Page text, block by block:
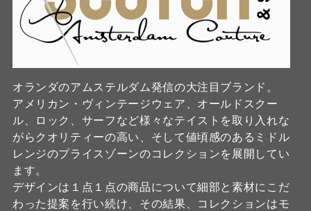
オランダのアムステルダム発信の大注目ブランド。
アメリカン・ヴィンテージウェア、オールドスクー
ル、ロック、サーフなど様々なテイストを取り入れな
がらクオリティーの高い、そして値頃感のあるミドル
レンジのプライスゾーンのコレクションを展開してい
ます。
デザインは１点１点の商品について細部と素材にこだ
わった提案を行い続け、その結果、コレクションはモ